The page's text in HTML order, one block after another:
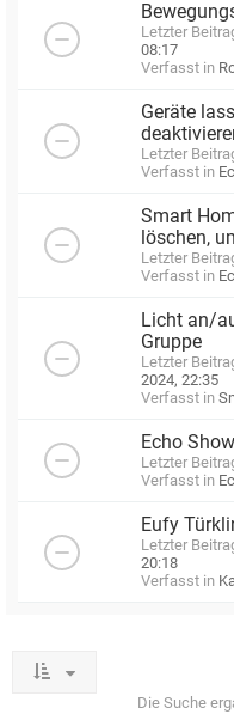
Letzter
08:17
Verfasst in
Geräte
Letzter
Verfasst in
Smart
löschen,
Letzter
Verfasst in
Licht an/
Gruppe
Letzter
2024, 22:35
Verfasst in
Echo
Letzter
Verfasst in
Eufy
Letzter
20:18
Verfasst in
Die Suche